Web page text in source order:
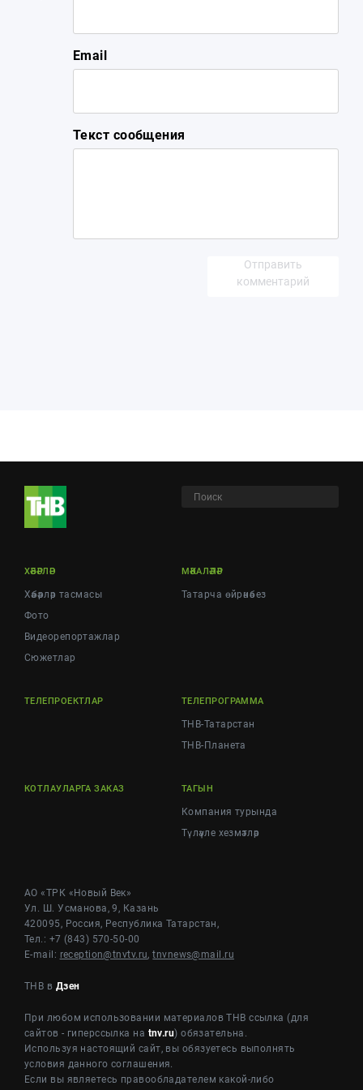
Email
Текст сообщения
Отправить
комментарий
ХӘБӘРЛӘР
Хәбәрләр тасмасы
Фото
Видеорепортажлар
Cюжетлар
МӘКАЛӘЛӘР
Татарча өйрәнәбез
ТЕЛЕПРОЕКТЛАР ТЕЛЕПРОГРАММА
ТНВ-Татарстан
ТНВ-Планета
КОТЛАУЛАРГА ЗАКАЗ ТАГЫН
Компания турында
Түләүле хезмәтләр
АО «ТРК «Новый Век»
Ул. Ш. Усманова, 9, Казань
420095, Россия, Республика Татарстан,
Тел.: +7 (843) 570-50-00
E-mail: reception@tnvtv.ru,tnvnews@mail.ru
ТНВ в Дзен
При любом использовании материалов ТНВ ссылка (для
сайтов - гиперссылка на tnv.ru) обязательна.
Используя настоящий сайт, вы обязуетесь выполнять
условия данного соглашения.
Если вы являетесь правообладателем какой-либо